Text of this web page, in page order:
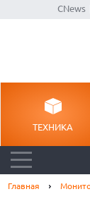
CNews
ТЕХНИКА
Главная